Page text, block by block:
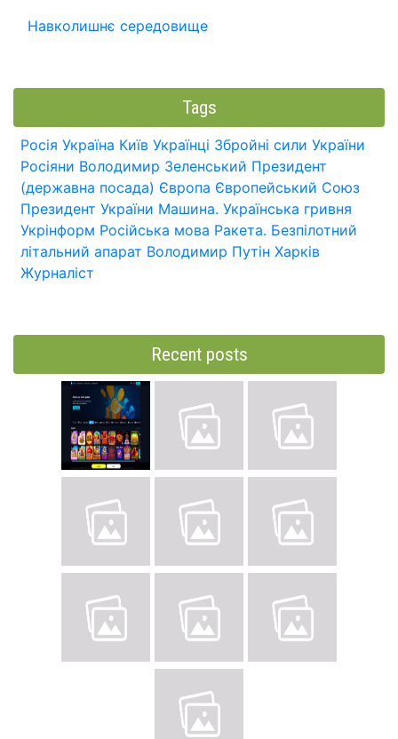
Навколишнє середовище
Tags
Росія Україна Київ Українці Збройні сили України
Росіяни Володимир Зеленський Президент
(державна посада) Європа Європейський Союз
Президент України Машина. Українська гривня
Укрінформ Російська мова Ракета. Безпілотний
літальний апарат Володимир Путін Харків
Журналіст
Recent posts